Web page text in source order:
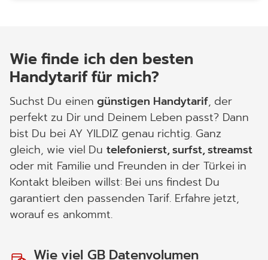
Wie finde ich den besten
Handytarif für mich?
Suchst Du einengünstigen Handytarif, der
perfekt zu Dir und Deinem Leben passt? Dann
bist Du bei AY YILDIZ genau richtig. Ganz
gleich, wie viel Du telefonierst, surfst, streamst
oder mit Familie und Freunden in der Türkei in
Kontakt bleiben willst: Bei uns findest Du
garantiert den passenden Tarif. Erfahre jetzt,
worauf es ankommt.
Wie viel GB Datenvolumen